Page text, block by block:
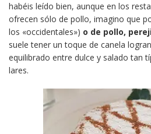
habéis leído bien, aunque en los
ofrecen sólo de pollo, imagino que
los «occidentales») o de pollo,
suele tener un toque de canela
equilibrado entre dulce y salado tan
lares.